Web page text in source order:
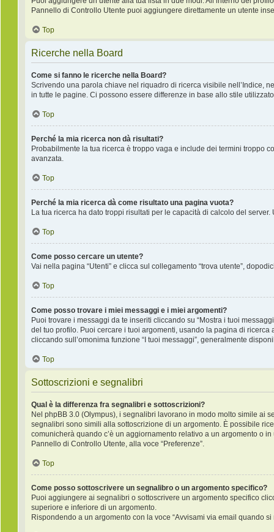
Pannello di Controllo Utente puoi aggiungere direttamente un utente
Top
Ricerche nella Board
Come si fanno le ricerche nella Board?
Scrivendo una parola chiave nel riquadro di ricerca visibile nell’Indice,
in tutte le pagine. Ci possono essere differenze in base allo stile
Top
Perché la mia ricerca non dà risultati?
Probabilmente la tua ricerca è troppo vaga e include dei termini troppo
avanzata.
Top
Perché la mia ricerca dà come risultato una pagina vuota?
La tua ricerca ha dato troppi risultati per le capacità di calcolo del
Top
Come posso cercare un utente?
Vai nella pagina “Utenti” e clicca sul collegamento “trova utente”,
Top
Come posso trovare i miei messaggi e i miei argomenti?
Puoi trovare i messaggi da te inseriti cliccando su “Mostra i tuoi
del tuo profilo. Puoi cercare i tuoi argomenti, usando la pagina di
cliccando sull’omonima funzione “I tuoi messaggi”, generalmente
Top
Sottoscrizioni e segnalibri
Qual è la differenza fra segnalibri e sottoscrizioni?
Nel phpBB 3.0 (Olympus), i segnalibri lavorano in modo molto simile ai
segnalibri sono simili alla sottoscrizione di un argomento. È possibile
comunicherà quando c’è un aggiornamento relativo a un argomento o
Pannello di Controllo Utente, alla voce “Preferenze”.
Top
Come posso sottoscrivere un segnalibro o un argomento specifico?
Puoi aggiungere ai segnalibri o sottoscrivere un argomento specifico
superiore e inferiore di un argomento.
Rispondendo a un argomento con la voce “Avvisami via email quando